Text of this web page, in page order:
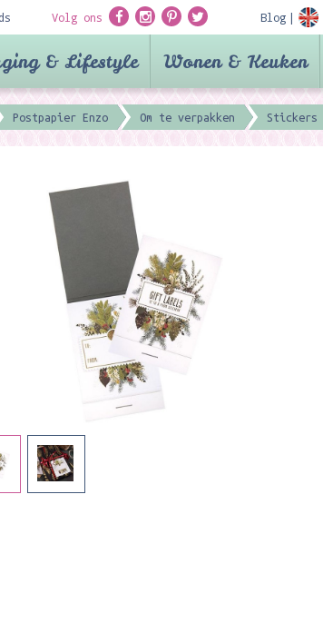
Volg ons Blog
& Lifestyle Wonen & Keuken
Postpapier Enzo Om te verpakken Stickers